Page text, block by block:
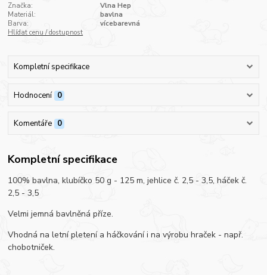
Značka:
Vlna Hep
Materiál:
bavlna
Barva:
vícebarevná
Hlídat cenu / dostupnost
Kompletní specifikace
Hodnocení 0
Komentáře 0
Kompletní specifikace
100% bavlna, klubíčko 50 g - 125 m, jehlice č. 2,5 - 3,5, háček č.
2,5 - 3,5
Velmi jemná bavlněná příze.
Vhodná na letní pletení a háčkování i na výrobu hraček - např.
chobotniček.